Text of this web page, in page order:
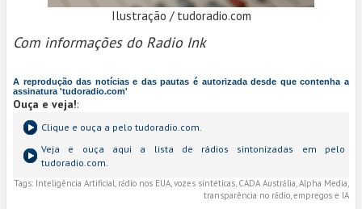
Ilustração / tudoradio.com
Com informações do Radio Ink
A reprodução das notícias e das pautas é autorizada desde que contenha a
assinatura 'tudoradio.com'
Ouça e veja!:
Clique e ouça a pelo tudoradio.com.
Veja e ouça aqui a lista de rádios sintonizadas em pelo
tudoradio.com.
Tags: Inteligência Artificial, rádio nos EUA, vozes sintéticas, CADA Austrália, Alpha Media,
transparência no rádio, empregos e IA